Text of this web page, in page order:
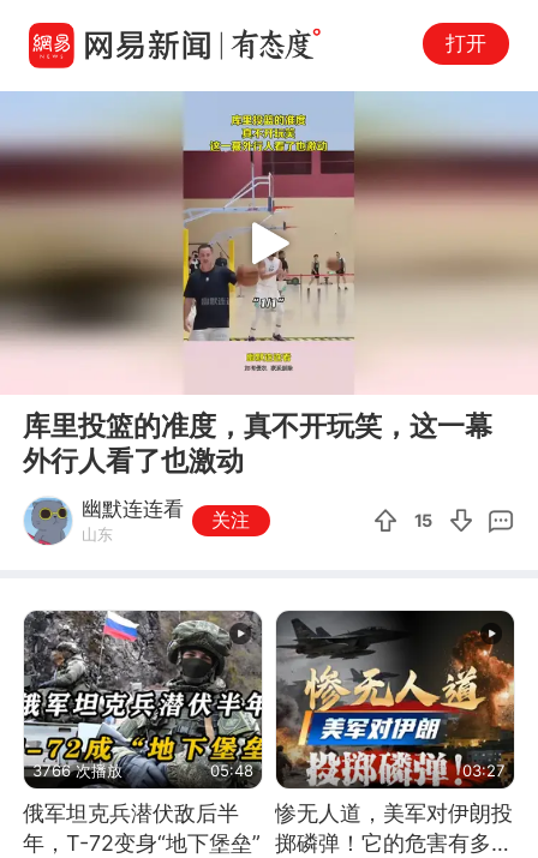
打开
Play
库里投篮的准度，真不开玩笑，这一幕
外行人看了也激动
幽默连连看
山东
关注 15
3766 次播放 05:48
俄军坦克兵潜伏敌后半
年，T-72变身“地下堡垒”
03:27
惨无人道，美军对伊朗投
掷磷弹！它的危害有多